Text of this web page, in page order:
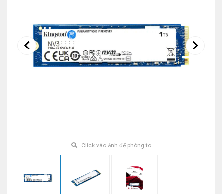
Click vào ảnh để phóng to